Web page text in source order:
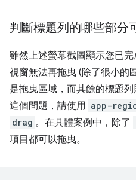
判斷標題列的哪些部分
雖然上述螢幕截圖顯示您已
視窗無法再拖曳 (除了很小的
是拖曳區域，而其餘的標題
這個問題，請使用 app-
drag 。在具體案例中，除了
項目都可以拖曳。